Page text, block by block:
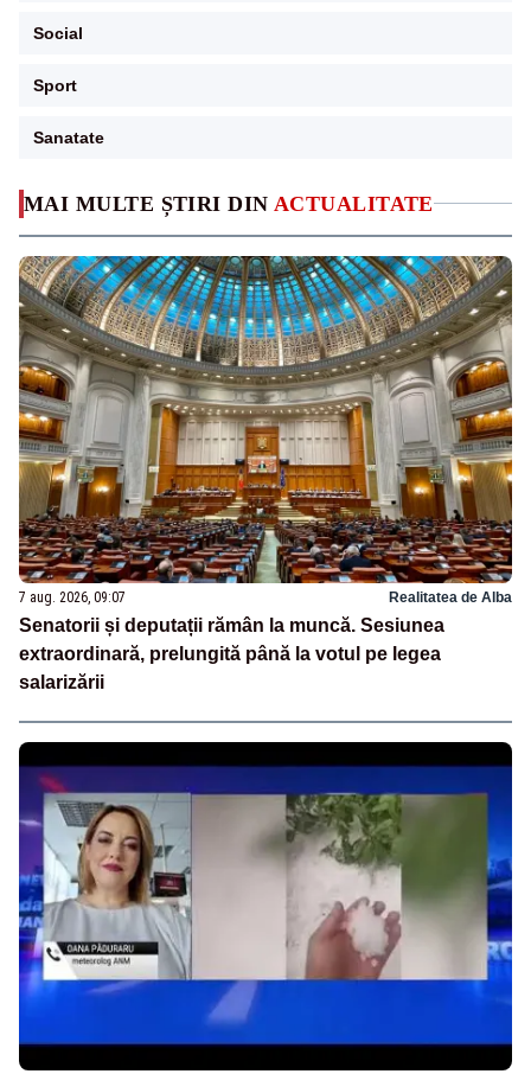
MAI MULTE ȘTIRI DIN ACTUALITATE
7 aug. 2026, 09:07 Realitatea de Alba
Senatorii și deputații rămân la muncă. Sesiunea
extraordinară, prelungită până la votul pe legea
salarizării
Social
Sport
Sanatate